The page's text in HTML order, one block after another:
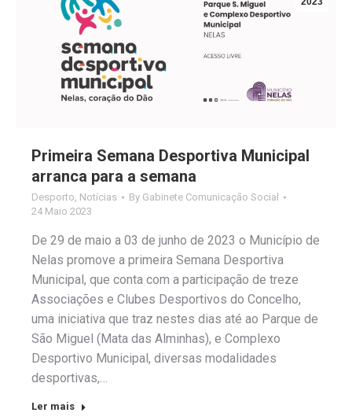
Primeira Semana Desportiva Municipal
arranca para a semana
Desporto Notícias By Gabinete Comunicação Social
24 Maio 2023
De 29 de maio a 03 de junho de 2023 o Município de
Nelas promove a primeira Semana Desportiva
Municipal, que conta com a participação de treze
Associações e Clubes Desportivos do Concelho,
uma iniciativa que traz nestes dias até ao Parque de
São Miguel (Mata das Alminhas), e Complexo
Desportivo Municipal, diversas modalidades
desportivas,…
Ler mais